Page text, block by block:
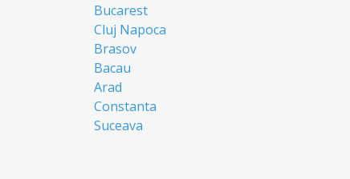
Bucarest
Cluj Napoca
Brasov
Bacau
Arad
Constanta
Suceava